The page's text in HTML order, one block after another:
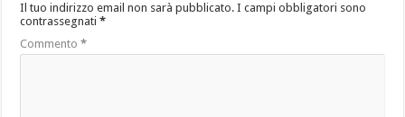
Il tuo indirizzo email non sarà pubblicato. I campi obbligatori sono
contrassegnati*
Commento*